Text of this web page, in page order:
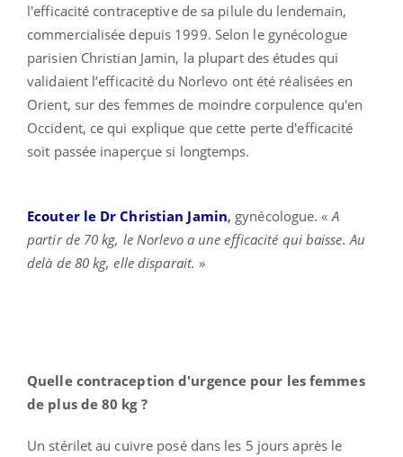
l'efficacité contraceptive de sa pilule du lendemain,
commercialisée depuis 1999. Selon le gynécologue
parisien Christian Jamin, la plupart des études qui
validaient l’efficacité du Norlevo ont été réalisées en
Orient, sur des femmes de moindre corpulence qu'en
Occident, ce qui explique que cette perte d'efficacité
soit passée inaperçue si longtemps.
Ecouter le Dr Christian Jamin, gynécologue. « A
partir de 70 kg, le Norlevo a une efficacité qui baisse. Au
delà de 80 kg, elle disparait. »
Quelle contraception d'urgence pour les femmes
de plus de 80 kg ?
Un stérilet au cuivre posé dans les 5 jours après le